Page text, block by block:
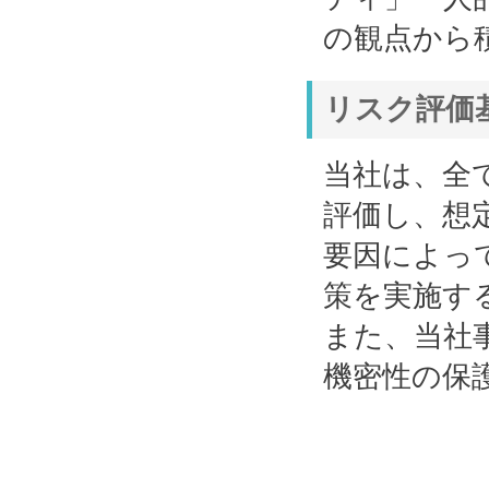
の観点から
リスク評
当社は、全
評価し、想
要因によっ
策を実施す
また、当社
機密性の保